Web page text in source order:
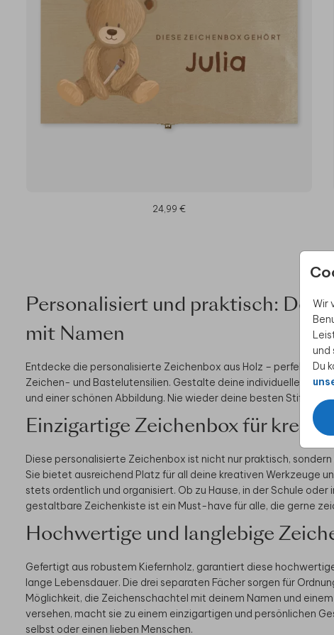
Wir
und
Du
24,99 €
Personalisiert und praktisch:
mit Namen
Entdecke die personalisierte Zeichenbox aus Holz – perfekt zur
Zeichen- und Bastelutensilien. Gestalte deine individuelle
und einer schönen Abbildung. Nie wieder deine besten Stifte,
Einzigartige Zeichenbox für
Diese personalisierte Zeichenbox ist nicht nur praktisch,
Sie bietet ausreichend Platz für all deine kreativen Werkzeuge
stets ordentlich und organisiert. Ob zu Hause, in der Schule oder
gestaltbare Zeichenkiste ist ein Must-have für alle, die gerne
Hochwertige und langlebige
Gefertigt aus robustem Kiefernholz, garantiert diese
lange Lebensdauer. Die drei separaten Fächer sorgen für
Möglichkeit, die Zeichenschachtel mit deinem Namen und
versehen, macht sie zu einem einzigartigen und persönlichen
selbst oder einen lieben Menschen.